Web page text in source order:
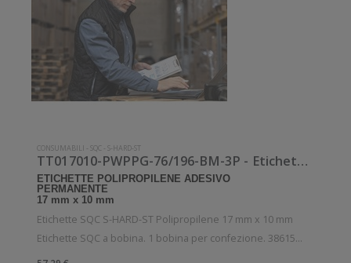
CONSUMABILI -SQC -S-HARD-ST
TT017010-PWPPG-76/196-BM-3P - Etichette SQC S-HARD-ST Polipropilene
ETICHETTE POLIPROPILENE ADESIVO
PERMANENTE
17 mm x 10 mm
Etichette SQC S-HARD-ST Polipropilene 17 mm x 10 mm
Etichette SQC a bobina. 1 bobina per confezione. 38615
etichette per bobina. Etichette in polipropilene con adesivo